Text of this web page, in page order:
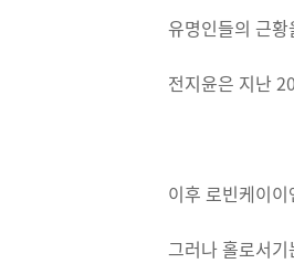
유명인들의 근
전지윤은 지난
이후 로빈케이
그러나 홀로서